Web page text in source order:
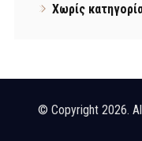
Χωρίς
© Copyright 2026.